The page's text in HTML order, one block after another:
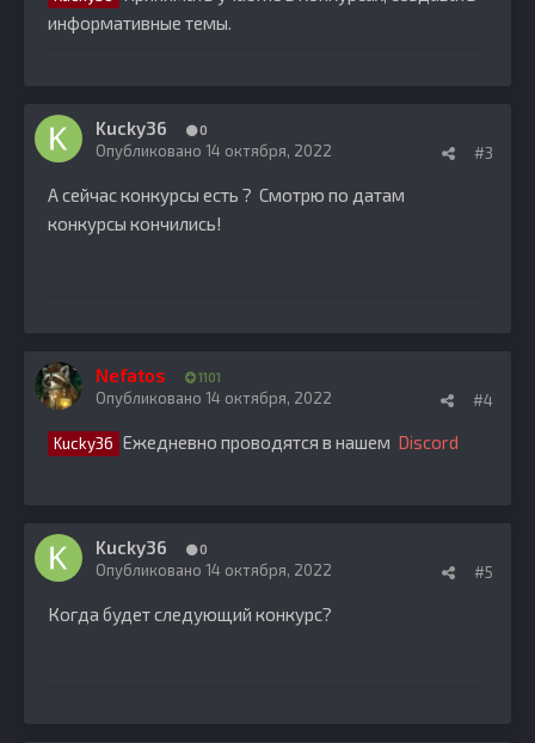
информативные темы.
Kucky36 0
#3
Опубликовано 14 октября, 2022
А сейчас конкурсы есть ? Смотрю по датам
конкурсы кончились!
Nefatos 1101
#4
Опубликовано 14 октября, 2022
Kucky36 Ежедневно проводятся в нашем Discord
Kucky36 0
#5
Опубликовано 14 октября, 2022
Когда будет следующий конкурс?